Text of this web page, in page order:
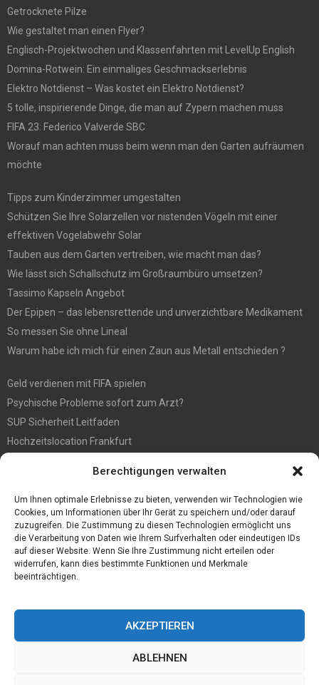
Berechtigungen verwalten
Um Ihnen optimale Erlebnisse zu bieten, verwenden wir Technologien wie
Cookies, um Informationen über Ihr Gerät zu speichern und/oder darauf
zuzugreifen. Die Zustimmung zu diesen Technologien ermöglicht uns
die Verarbeitung von Daten wie Ihrem Surfverhalten oder eindeutigen IDs
auf dieser Website. Wenn Sie Ihre Zustimmung nicht erteilen oder
widerrufen, kann dies bestimmte Funktionen und Merkmale
beeinträchtigen.
AKZEPTIEREN
ABLEHNEN
Getrocknete Pilze
Wie gestaltet man einen Flyer?
Englisch-Projektwochen und Klassenfahrten mit LevelUp English
Domina-Rotwein: Ein einmaliges Geschmackserlebnis
Elektro Notdienst – Was kostet ein Elektro Notdienst?
5 tolle, inspirierende Dinge, die man auf Zypern machen muss
FIFA 23: Federico Valverde SBC
Worauf man achten muss beim wenn man den Garten aufräumen
möchte
Tipps zum Kinderzimmer umgestalten
Schützen Sie Ihre Solarzellen vor nistenden Vögeln mit einer
effektiven Vogelabwehr Solar
Tauben aus dem Garten vertreiben, wie macht man das?
Wie lässt sich Schallschutz im Großraumbüro umsetzen?
Tassimo Kapseln Angebot
Der Epipen – das lebensrettende und unverzichtbare Medikament
So messen Sie ohne Lineal
Warum habe ich mich für einen Zaun aus Metall entschieden ?
Geld verdienen mit FIFA spielen
Psychische Probleme sofort zum Arzt?
SUP Sicherheit Leitfaden
Hochzeitslocation Frankfurt
Großer Spaß auf der Kirmes in Bonn!
Bester Oscam- und CCcam-Server für 2021